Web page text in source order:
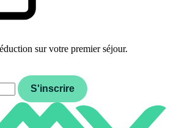
sur votre premier séjour.
S'inscrire